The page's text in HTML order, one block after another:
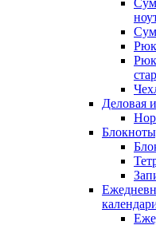
Деловая